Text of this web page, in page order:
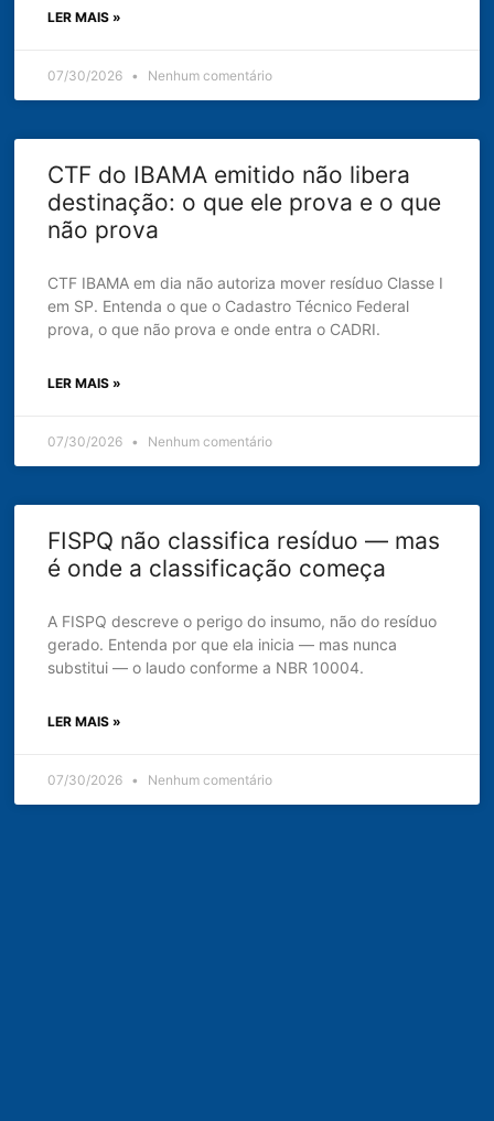
LER MAIS »
07/30/2026 Nenhum comentário
CTF do IBAMA emitido não libera
destinação: o que ele prova e o que
não prova
CTF IBAMA em dia não autoriza mover resíduo Classe I
em SP. Entenda o que o Cadastro Técnico Federal
prova, o que não prova e onde entra o CADRI.
LER MAIS »
07/30/2026 Nenhum comentário
FISPQ não classifica resíduo — mas
é onde a classificação começa
A FISPQ descreve o perigo do insumo, não do resíduo
gerado. Entenda por que ela inicia — mas nunca
substitui — o laudo conforme a NBR 10004.
LER MAIS »
07/30/2026 Nenhum comentário